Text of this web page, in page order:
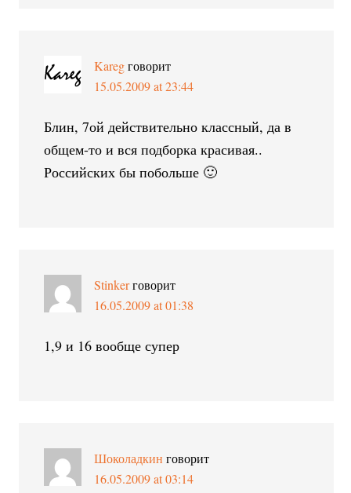
Kareg говорит
15.05.2009 at 23:44
Блин, 7ой действительно классный, да в
общем-то и вся подборка красивая..
Российских бы побольше 🙂
Stinkerговорит
16.05.2009 at 01:38
1,9 и 16 вообще супер
Шоколадкин говорит
16.05.2009 at 03:14